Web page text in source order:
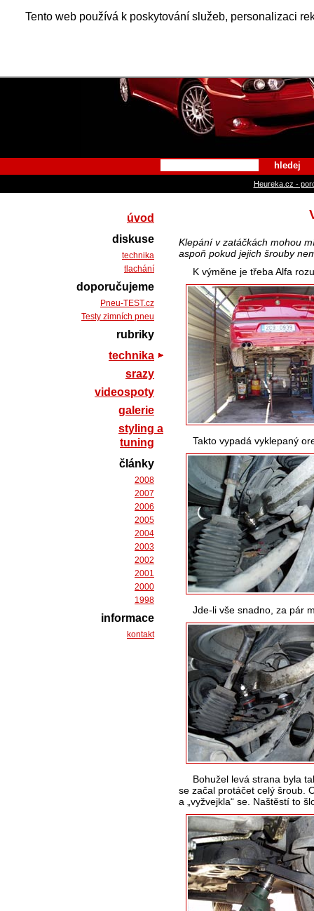
Tento web používá k poskytování služeb, personalizaci
Alfa
hledej
Heureka.cz -
Klepání v zatáčkách mohou
aspoň pokud jejich šrouby
K výměne je třeba Alfa
Takto vypadá vyklepaný
Jde-li vše snadno, za pár
Bohužel levá strana byla
se začal protáčet celý šroub.
a „vyžvejkla“ se. Naštěstí to
úvod
diskuse
technika
tlachání
doporučujeme
Pneu-TEST.cz
Testy zimních pneu
rubriky
technika
srazy
videospoty
galerie
styling a
tuning
články
2008
2007
2006
2005
2004
2003
2002
2001
2000
1998
informace
kontakt